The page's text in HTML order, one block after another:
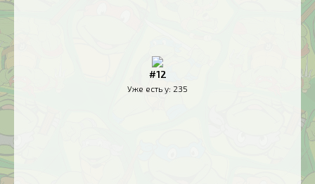
#12
Уже есть у: 235